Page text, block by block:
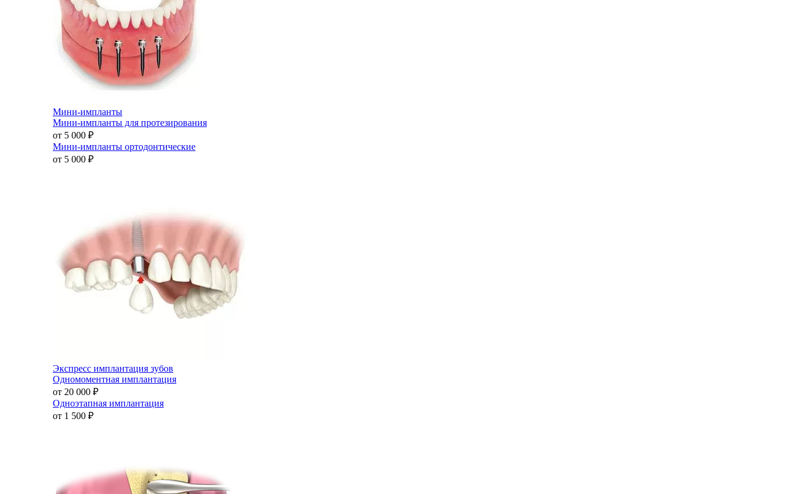
Мини-импланты
Мини-импланты для протезирования
от 5 000 ₽
Мини-импланты ортодонтические
от 5 000 ₽
Экспресс имплантация зубов
Одномоментная имплантация
от 20 000 ₽
Одноэтапная имплантация
от 1 500 ₽